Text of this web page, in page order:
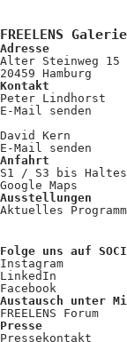
FREELENS Galerie
Adresse
Alter Steinweg 15
20459 Hamburg
Kontakt
Peter Lindhorst
E-Mail senden
David Kern
E-Mail senden
Anfahrt
S1 / S3 bis
Google Maps
Ausstellungen
Aktuelles Programm
Folge uns auf
Instagram
LinkedIn
Facebook
Austausch unter
FREELENS Forum
Presse
Pressekontakt